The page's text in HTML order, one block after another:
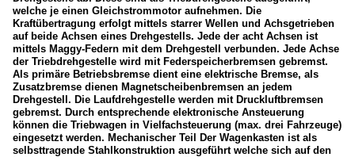
welche je einen Gleichstrommotor aufnehmen. Die
Kraftübertragung erfolgt mittels starrer Wellen und Achsgetrieben
auf beide Achsen eines Drehgestells. Jede der acht Achsen ist
mittels Maggy-Federn mit dem Drehgestell verbunden. Jede Achse
der Triebdrehgestelle wird mit Federspeicherbremsen gebremst.
Als primäre Betriebsbremse dient eine elektrische Bremse, als
Zusatzbremse dienen Magnetscheibenbremsen an jedem
Drehgestell. Die Laufdrehgestelle werden mit Druckluftbremsen
gebremst. Durch entsprechende elektronische Ansteuerung
können die Triebwagen in Vielfachsteuerung (max. drei Fahrzeuge)
eingesetzt werden. Mechanischer Teil Der Wagenkasten ist als
selbsttragende Stahlkonstruktion ausgeführt welche sich auf den